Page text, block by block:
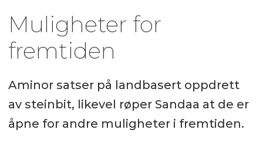
Muligheter for
fremtiden
Aminor satser på landbasert oppdrett
av steinbit, likevel røper Sandaa at de er
åpne for andre muligheter i fremtiden.